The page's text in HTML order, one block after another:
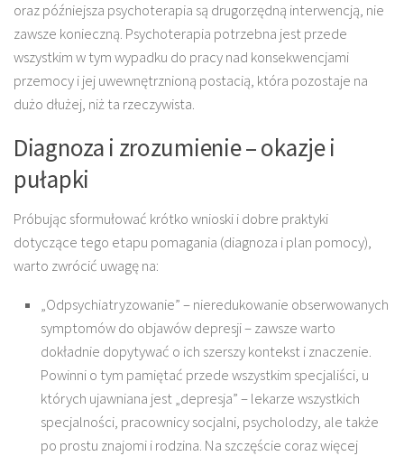
oraz późniejsza psychoterapia są drugorzędną interwencją, nie
zawsze konieczną. Psychoterapia potrzebna jest przede
wszystkim w tym wypadku do pracy nad konsekwencjami
przemocy i jej uwewnętrznioną postacią, która pozostaje na
dużo dłużej, niż ta rzeczywista.
Diagnoza i zrozumienie – okazje i
pułapki
Próbując sformułować krótko wnioski i dobre praktyki
dotyczące tego etapu pomagania (diagnoza i plan pomocy),
warto zwrócić uwagę na:
„Odpsychiatryzowanie” – nieredukowanie obserwowanych
symptomów do objawów depresji – zawsze warto
dokładnie dopytywać o ich szerszy kontekst i znaczenie.
Powinni o tym pamiętać przede wszystkim specjaliści, u
których ujawniana jest „depresja” – lekarze wszystkich
specjalności, pracownicy socjalni, psycholodzy, ale także
po prostu znajomi i rodzina. Na szczęście coraz więcej